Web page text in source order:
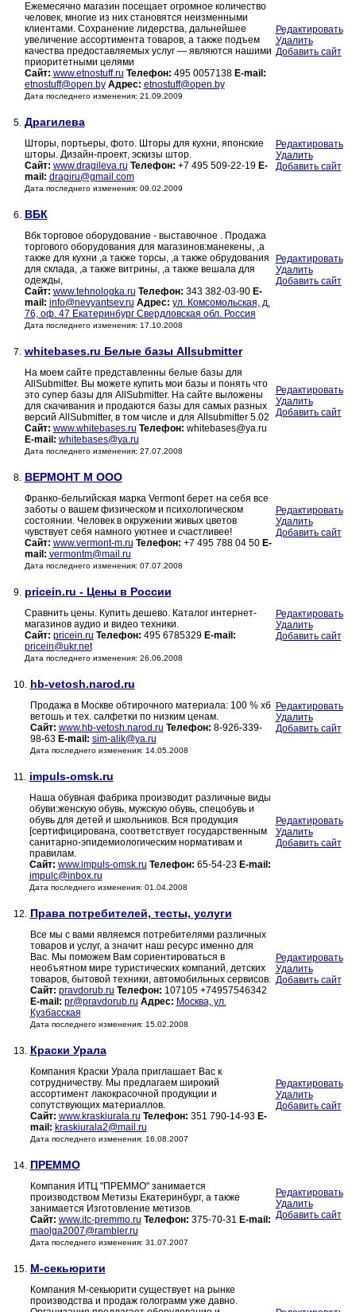
Ежемесячно магазин посещает огромное количество
человек, многие из них становятся неизменными
клиентами. Сохранение лидерства, дальнейшее
увеличение ассортимента товаров, а также подъем
качества предоставляемых услуг — являются нашими
приоритетными целями
Сайт: www.etnostuff.ru Телефон: 495 0057138 E-mail:
etnostuff@open.by Адрес: etnostuff@open.by
Дата последнего изменения: 21.09.2009
Редактировать
Удалить
Добавить сайт
5. Драгилева
Шторы, портьеры, фото. Шторы для кухни, японские
шторы. Дизайн-проект, эскизы штор.
Сайт: www.dragileva.ru Телефон: +7 495 509-22-19 E-
mail: dragiru@gmail.com
Дата последнего изменения: 09.02.2009
Редактировать
Удалить
Добавить сайт
6. ВБК
Вбк торговое оборудование - выставочное . Продажа
торгового оборудования для магазинов:манекены, ,а
также для кухни ,а также торсы, ,а также обрудования
для склада, ,а также витрины, ,а также вешала для
одежды,
Сайт: www.tehnologka.ru Телефон: 343 382-03-90 E-
mail: info@nevyantsev.ru Адрес: ул. Комсомольская, д.
76, оф. 47 Екатеринбург Свердловская обл. Россия
Дата последнего изменения: 17.10.2008
Редактировать
Удалить
Добавить сайт
7. whitebases.ru Белые базы Allsubmitter
На моем сайте представленны белые базы для
AllSubmitter. Вы можете купить мои базы и понять что
это супер базы для AllSubmitter. На сайте выложены
для скачивания и продаются базы для самых разных
версий AllSubmitter, в том числе и для Allsubmitter 5.02
Сайт: www.whitebases.ru Телефон: whitebases@ya.ru
E-mail: whitebases@ya.ru
Дата последнего изменения: 27.07.2008
Редактировать
Удалить
Добавить сайт
8. ВЕРМОНТ М ООО
Франко-бельгийская марка Vermont берет на себя все
заботы о вашем физическом и психологическом
состоянии. Человек в окружении живых цветов
чувствует себя намного уютнее и счастливее!
Сайт: www.vermont-m.ru Телефон: +7 495 788 04 50 E-
mail: vermontm@mail.ru
Дата последнего изменения: 07.07.2008
Редактировать
Удалить
Добавить сайт
9. pricein.ru - Цены в России
Сравнить цены. Купить дешево. Каталог интернет-
магазинов аудио и видео техники.
Сайт: pricein.ru Телефон: 495 6785329 E-mail:
pricein@ukr.net
Дата последнего изменения: 26.06.2008
Редактировать
Удалить
Добавить сайт
10. hb-vetosh.narod.ru
Продажа в Москве обтирочного материала: 100 % хб
ветошь и тех. салфетки по низким ценам.
Сайт: www.hb-vetosh.narod.ru Телефон: 8-926-339-
98-63 E-mail: sim-alik@ya.ru
Дата последнего изменения: 14.05.2008
Редактировать
Удалить
Добавить сайт
11. impuls-omsk.ru
Наша обувная фабрика производит различные виды
обуви:женскую обувь, мужскую обувь, спецобувь и
обувь для детей и школьников. Вся продукция
[сертифицирована, соответствует государственным
санитарно-эпидемиологическим нормативам и
правилам.
Сайт: www.impuls-omsk.ru Телефон: 65-54-23 E-mail:
impulc@inbox.ru
Дата последнего изменения: 01.04.2008
Редактировать
Удалить
Добавить сайт
12. Права потребителей, тесты, услуги
Все мы с вами являемся потребителями различных
товаров и услуг, а значит наш ресурс именно для
Вас. Мы поможем Вам сориентироваться в
необъятном мире туристических компаний, детских
товаров, бытовой техники, автомобильных сервисов.
Сайт: pravdorub.ru Телефон: 107105 +74957546342
E-mail: pr@pravdorub.ru Адрес: Москва, ул.
Кузбасская
Дата последнего изменения: 15.02.2008
Редактировать
Удалить
Добавить сайт
13. Краски Урала
Компания Краски Урала приглашает Вас к
сотрудничеству. Мы предлагаем широкий
ассортимент лакокрасочной продукции и
сопутствующих материаллов.
Сайт: www.kraskiurala.ru Телефон: 351 790-14-93 E-
mail: kraskiurala2@mail.ru
Дата последнего изменения: 16.08.2007
Редактировать
Удалить
Добавить сайт
14. ПРЕММО
Компания ИТЦ "ПРЕММО" занимается
производством Метизы Екатеринбург, а также
занимается Изготовление метизов.
Сайт: www.itc-premmo.ru Телефон: 375-70-31 E-mail:
maolga2007@rambler.ru
Дата последнего изменения: 31.07.2007
Редактировать
Удалить
Добавить сайт
15. М-секьюрити
Компания М-секьюрити существует на рынке
производства и продаж голограмм уже давно.